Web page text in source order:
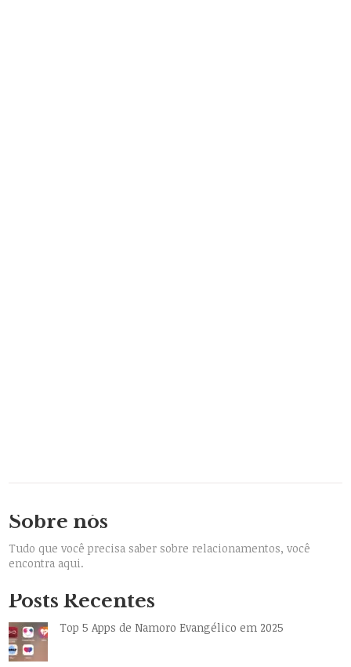
Sobre nós
Tudo que você precisa saber sobre relacionamentos, você
encontra aqui.
Posts Recentes
Top 5 Apps de Namoro Evangélico em 2025